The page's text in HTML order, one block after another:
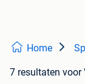
Home
7 resultaten voor